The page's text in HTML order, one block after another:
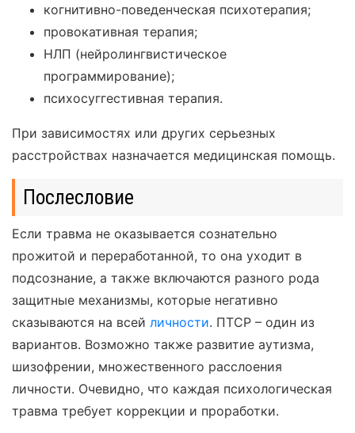
когнитивно-поведенческая психотерапия;
провокативная терапия;
НЛП (нейролингвистическое
программирование);
психосуггестивная терапия.
При зависимостях или других серьезных
расстройствах назначается медицинская помощь.
Послесловие
Если травма не оказывается сознательно
прожитой и переработанной, то она уходит в
подсознание, а также включаются разного рода
защитные механизмы, которые негативно
сказываются на всей личности. ПТСР – один из
вариантов. Возможно также развитие аутизма,
шизофрении, множественного расслоения
личности. Очевидно, что каждая психологическая
травма требует коррекции и проработки.